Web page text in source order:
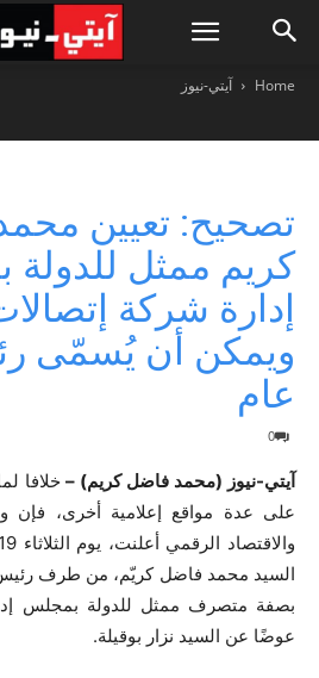
Home آيتي-نيوز
تصحيح: تعيين
كريم ممثل
إدارة شركة
ويمكن أن يُسمّى
عام
0
آيتي-نيوز (محمد فاضل كريم) –خلافا
على عدة مواقع إعلامية أخرى، فإن
السيد محمد فاضل كريّم، من طرف
بصفة متصرف ممثل للدولة بمجلس
عوضًا عن السيد نزار بوقيلة.